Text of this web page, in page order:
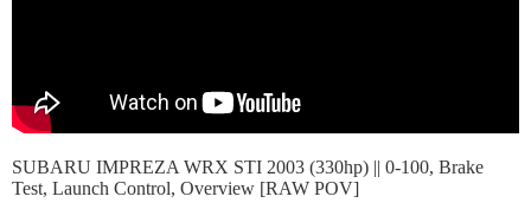
SUBARU IMPREZA WRX STI 2003 (330hp) || 0-100, Brake
Test, Launch Control, Overview [RAW POV]